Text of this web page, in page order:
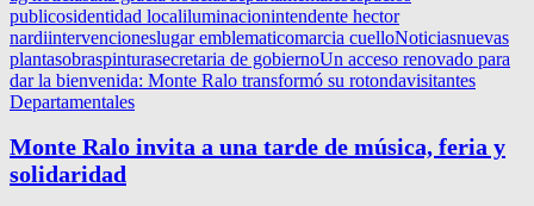
publicosidentidad localiluminacionintendente hector
nardiintervencioneslugar emblematicomarcia cuelloNoticiasnuevas
plantasobraspinturasecretaria de gobiernoUn acceso renovado para
dar la bienvenida: Monte Ralo transformó su rotondavisitantes
Departamentales
Monte Ralo invita a una tarde de música, feria y
solidaridad